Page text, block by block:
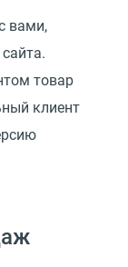
вами,
товар
клиент